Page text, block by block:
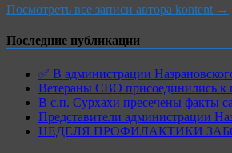
Посмотреть все записи автора kontent →
Последние публикации
✅ В администрации
Ветераны СВО присоединились к
В с.п. Сурхахи пресечены факты
Представители администрации
НЕДЕЛЯ ПРОФИЛАКТИКИ